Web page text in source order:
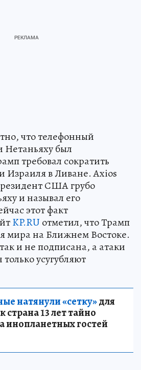
что телефонный
Нетаньяху был
требовал сократить
Израиля в Ливане. Axios
США грубо
и называл его
этот факт
KP.RU отметил, что Трамп
мира на Ближнем Востоке.
и не подписана, а атаки
усугубляют
натянули «сетку»для
13 лет тайно
инопланетных гостей